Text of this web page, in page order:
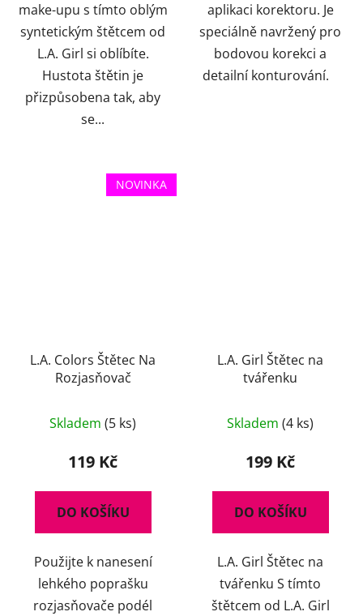
make-upu s tímto oblým
syntetickým štětcem od
L.A. Girl si oblíbíte.
Hustota štětin je
přizpůsobena tak, aby
se...
aplikaci korektoru. Je
speciálně navržený pro
bodovou korekci a
detailní konturování.
NOVINKA
L.A. Colors Štětec Na
Rozjasňovač
Skladem (5 ks)
119 Kč
DO KOŠÍKU
Použijte k nanesení
lehkého poprašku
rozjasňovače podél
L.A. Girl Štětec na
tvářenku
Skladem (4 ks)
199 Kč
DO KOŠÍKU
L.A. Girl Štětec na
tvářenku S tímto
štětcem od L.A. Girl